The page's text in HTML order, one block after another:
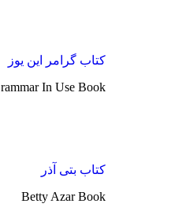
کتاب گرامر این یوز
In Use Book
کتاب بتی آذر
Betty Azar Book